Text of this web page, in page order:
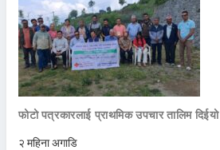
फोटो पत्रकारलाई प्राथमिक उपचार तालिम दिईयो
२ महिना अगाडि